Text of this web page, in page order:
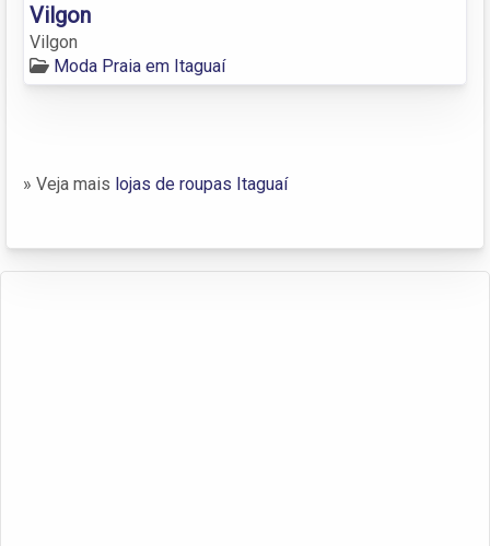
Vilgon
Vilgon
Moda Praia em Itaguaí
» Veja mais lojas de roupas Itaguaí